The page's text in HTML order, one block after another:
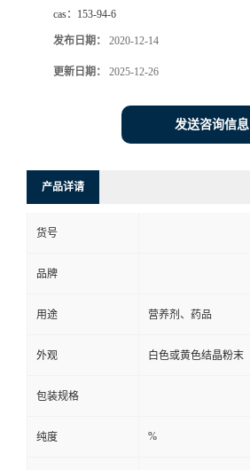
cas： 153-94-6
发布日期： 2020-12-14
更新日期： 2025-12-26
发送咨询信息
产品详请
货号
品牌
用途 营养剂、药品
外观 白色或黄色结晶粉末
包装规格
纯度 %